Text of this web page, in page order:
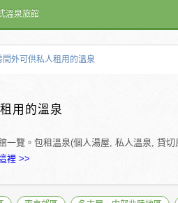
溫泉旅館
外可供私人租用的溫泉
用的溫泉
一覽。包租溫泉(個人湯屋, 私人溫泉, 貸
裡 >>